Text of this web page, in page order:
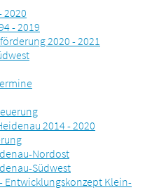
2020
- 2019
2020 - 2021
2014 - 2020
Nordost
Südwest
Entwicklungskonzept Klein-